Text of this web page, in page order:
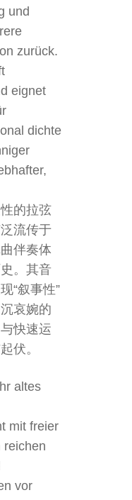
und
zurück.
eignet
dichte
的拉弦
流传于
伴奏体
。其音
“叙事性”
哀婉的
快速运
伏。
altes
mit freier
reichen
vor